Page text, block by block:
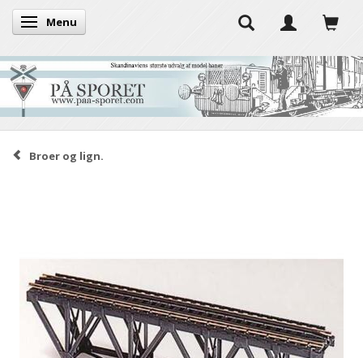
Skifte navigation
Menu
Broer og lign.